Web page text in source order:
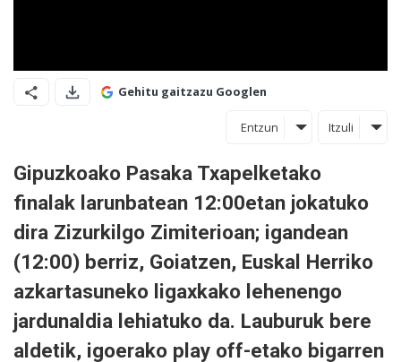
Gehitu gaitzazu Googlen
Entzun Itzuli
Gipuzkoako Pasaka Txapelketako
finalak larunbatean 12:00etan jokatuko
dira Zizurkilgo Zimiterioan; igandean
(12:00) berriz, Goiatzen, Euskal Herriko
azkartasuneko ligaxkako lehenengo
jardunaldia lehiatuko da. Lauburuk bere
aldetik, igoerako play off-etako bigarren